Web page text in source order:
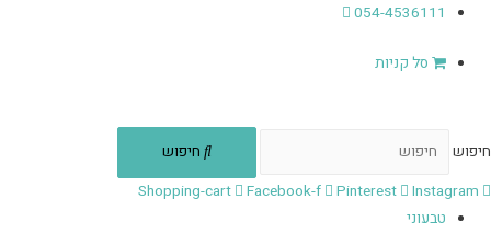
054-4536111
סל קניות
חיפוש
חיפוש
Shopping-cart
Facebook-f Pinterest
Instagram
טבעוני